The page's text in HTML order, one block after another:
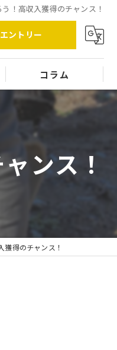
！高収入獲得のチャンス！
エントリー
コラム
ンス！
得のチャンス！